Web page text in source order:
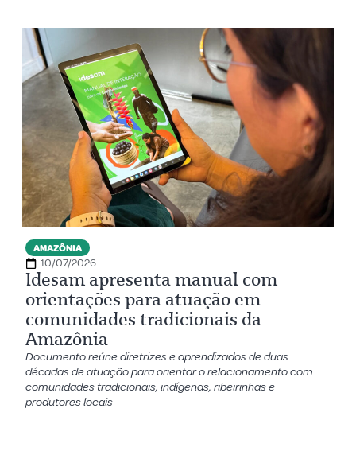
AMAZÔNIA
10/07/2026
Idesam apresenta manual com
orientações para atuação em
comunidades tradicionais da
Amazônia
Documento reúne diretrizes e aprendizados de duas
décadas de atuação para orientar o relacionamento com
comunidades tradicionais, indígenas, ribeirinhas e
produtores locais